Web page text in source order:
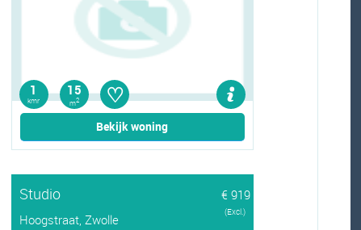
1
kmr
15
m2 ♡
Bekijk woning
Studio
€ 919
Hoogstraat, Zwolle
(Excl.)